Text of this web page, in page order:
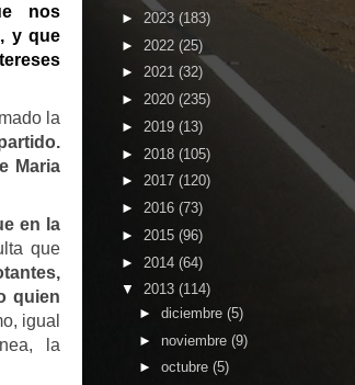
nos
y que
la
Maria
en la
que
quien
igual
la
► 2023 (183)
► 2022 (25)
► 2021 (32)
► 2020 (235)
► 2019 (13)
► 2018 (105)
► 2017 (120)
► 2016 (73)
► 2015 (96)
► 2014 (64)
▼ 2013 (114)
► diciembre (5)
► noviembre (9)
► octubre (5)